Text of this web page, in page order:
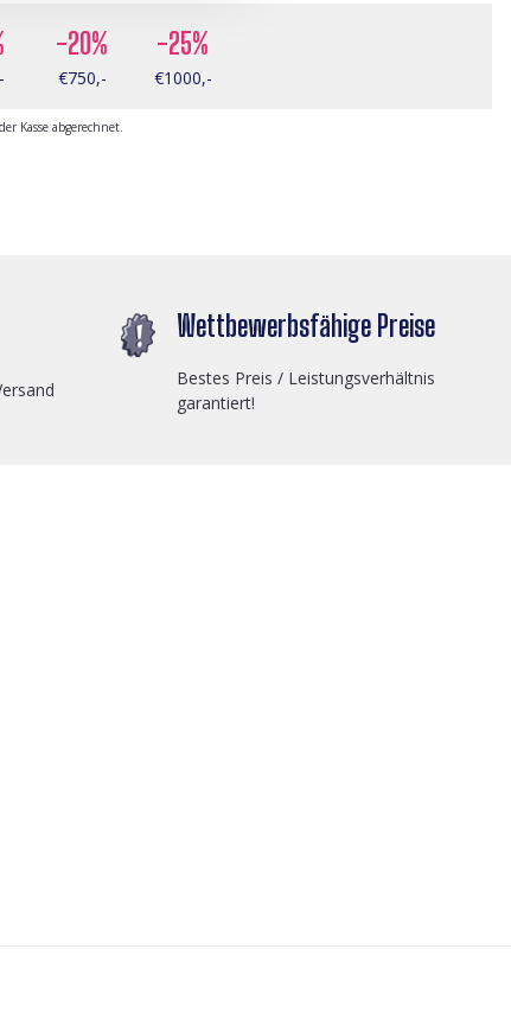
-20% -25%
€750,- €1000,-
Kasse abgerechnet.
Wettbewerbsfähige Preise
Bestes Preis / Leistungsverhältnis
garantiert!